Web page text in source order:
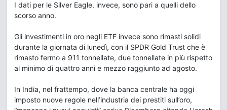
I dati per le Silver Eagle, invece, sono pari a quelli dello
scorso anno.
Gli investimenti in oro negli ETF invece sono rimasti solidi
durante la giornata di lunedì, con il SPDR Gold Trust che è
rimasto fermo a 911 tonnellate, due tonnellate in più rispetto
al minimo di quattro anni e mezzo raggiunto ad agosto.
In India, nel frattempo, dove la banca centrale ha oggi
imposto nuove regole nell’industria dei prestiti sull’oro,